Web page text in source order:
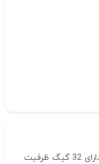
فلش مموری اپیسر از تکنولوژی USB3 برخوردار بوده و دارای 32 گیگ ظرفیت